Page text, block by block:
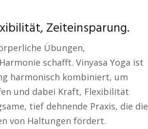
Zeiteinsparung.
Übungen,
schafft. Vinyasa Yoga ist
harmonisch kombiniert, um
und dabei Kraft, Flexibilität
tief dehnende Praxis, die die
von Haltungen fördert.